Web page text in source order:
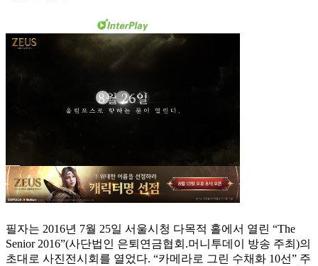
필자는 2016년 7월 25일 서울시청 다목적 홀에서 열린 “The
Senior 2016”(사단법인 은퇴연금협회.머니투데이 방송 주최)의
초대로 사진전시회를 열었다. “카메라로 그린 수채화 10선” 주